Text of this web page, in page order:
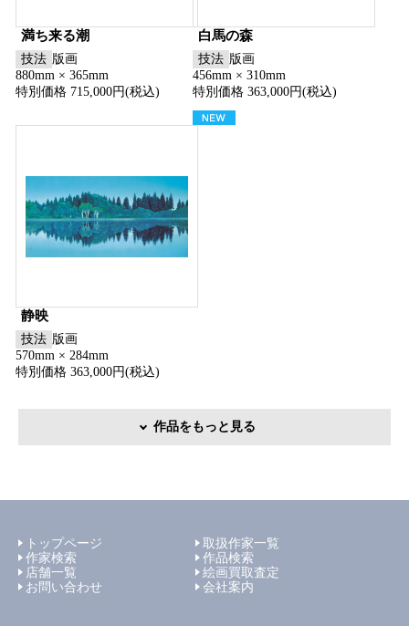
満ち来る潮
技法 版画
880mm × 365mm
特別価格 715,000円(税込)
白馬の森
技法 版画
456mm × 310mm
特別価格 363,000円(税込)
静映
技法 版画
570mm × 284mm
特別価格 363,000円(税込)
作品をもっと見る
トップページ
取扱作家一覧
作家検索
作品検索
店舗一覧
絵画買取査定
お問い合わせ
会社案内